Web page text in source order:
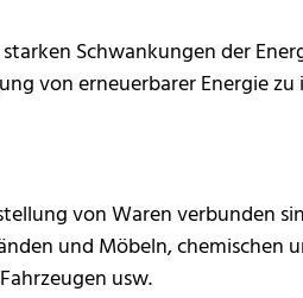
Schwankungen der
von erneuerbarer Energie
von Waren verbunden
und Möbeln, chemischen
usw.